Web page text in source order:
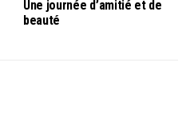
Une journée d’amitié et de
beauté